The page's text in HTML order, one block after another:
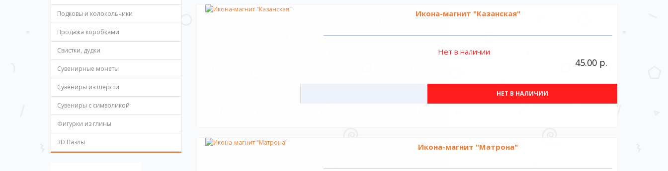
Подковы и колокольчики
Продажа коробками
Свистки, дудки
Сувенирные монеты
Сувениры из шерсти
Сувениры с символикой
Фигурки из глины
3D Пазлы
Икона-магнит "Казанская"
Нет в наличии
45.00 р.
НЕТ В НАЛИЧИИ
Икона-магнит "Матрона"